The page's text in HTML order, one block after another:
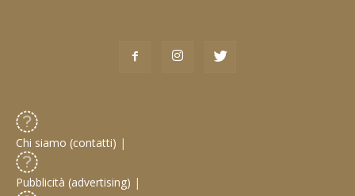
Chi siamo (contatti) |
Pubblicità (advertising) |